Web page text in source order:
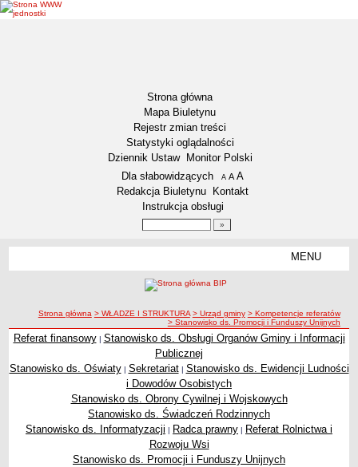
Strona główna
Mapa Biuletynu
Rejestr zmian treści
Statystyki oglądalności
Dziennik Ustaw
Monitor Polski
Menu dodatkowe
Dla słabowidzących A pomniejsz czcionkę
A standardowy rozmiar czcionki
A
Redakcja Biuletynu
Kontakt
Instrukcja obsługi
MENU
Status gminy
Lokalizacja
Dane statystyczne
Zadania publiczne
Związki i stowarzyszenia
Realizacja zadań publicznych
Rejestr zbiorów danych osobowych
ścieżka nawigacji
Strona główna > WŁADZE I STRUKTURA > Urząd gminy > Kompetencje referatów
> Stanowisko ds. Promocji i Funduszy Unijnych
Stanowisko ds. Promocji i Funduszy Unijnych
Referat finansowy| Stanowisko ds. Obsługi Organów Gminy i Informacji
Publicznej
Stanowisko ds. Oświaty| Sekretariat| Stanowisko ds. Ewidencji Ludności
i Dowodów Osobistych
Stanowisko ds. Obrony Cywilnej i Wojskowych
Stanowisko ds. Świadczeń Rodzinnych
Stanowisko ds. Informatyzacji | Radca prawny | Referat Rolnictwa i
Rozwoju Wsi
Stanowisko ds. Promocji i Funduszy Unijnych